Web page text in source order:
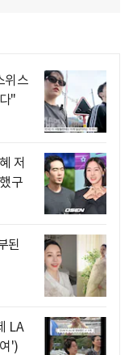
위스
"
저
구
된
LA
')